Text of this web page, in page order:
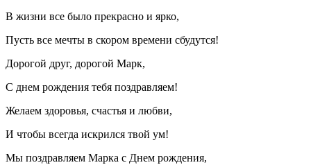
В жизни все было прекрасно и ярко,
Пусть все мечты в скором времени сбудутся!
Дорогой друг, дорогой Марк,
С днем рождения тебя поздравляем!
Желаем здоровья, счастья и любви,
И чтобы всегда искрился твой ум!
Мы поздравляем Марка с Днем рождения,